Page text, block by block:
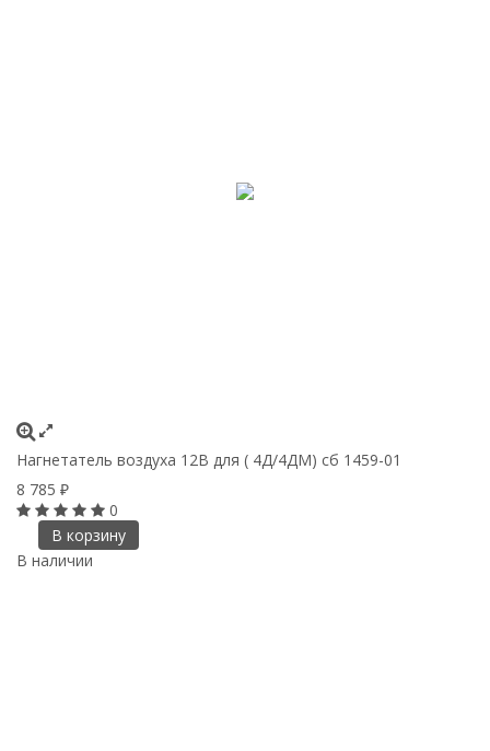
Нагнетатель воздуха 12В для ( 4Д/4ДМ) сб 1459-01
8 785 ₽
0
В корзину
В наличии